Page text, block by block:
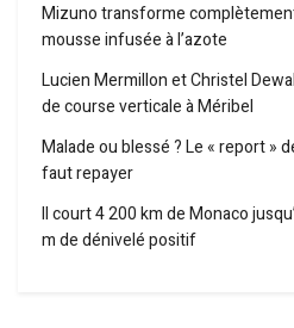
Mizuno transforme
mousse infusée à l’azote
Lucien Mermillon et Christel
de course verticale à Méribel
Malade ou blessé ? Le « report »
faut repayer
Il court 4 200 km de Monaco
m de dénivelé positif